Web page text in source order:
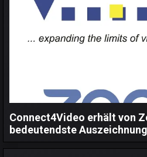
Connect4Video erhält von
bedeutendste